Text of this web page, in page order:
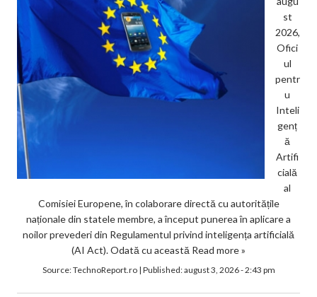
st
2026,
Ofici
ul
pentr
u
Inteli
genț
ă
Artifi
cială
al
Comisiei Europene, în colaborare directă cu autoritățile
naționale din statele membre, a început punerea în aplicare a
noilor prevederi din Regulamentul privind inteligența artificială
(AI Act). Odată cu această Read more »
Source:TechnoReport.ro| Published:august 3, 2026 - 2:43 pm